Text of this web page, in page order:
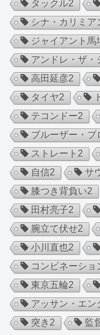
タックル2
シナ・カリミア
ジャイアント馬
アンドレ・ザ・
高田延彦2
タイヤ2
テコンドー2
ブルーザー・ブ
ストレート 2
自信2 サ
膝つき背負い2
田村亮子2
腕立て伏せ2
小川直也2
コンビネーショ
東京五輪2
アッサン・エン
突き 2 監